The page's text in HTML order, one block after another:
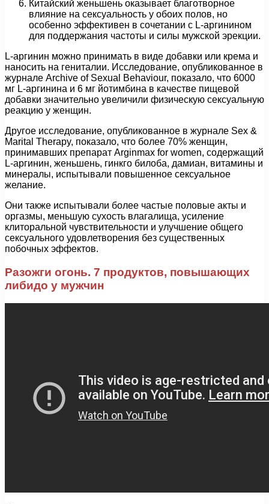
Китайский женьшень оказывает благотворное
влияние на сексуальность у обоих полов, но
особенно эффективен в сочетании с L-аргинином
для поддержания частоты и силы мужской эрекции.
L-аргинин можно принимать в виде добавки или крема и
наносить на гениталии. Исследование, опубликованное в
журнале Archive of Sexual Behaviour, показало, что 6000
мг L-аргинина и 6 мг йотимбина в качестве пищевой
добавки значительно увеличили физическую сексуальную
реакцию у женщин.
Другое исследование, опубликованное в журнале Sex &
Marital Therapy, показало, что более 70% женщин,
принимавших препарат Arginmax for women, содержащий
L-аргинин, женьшень, гинкго билоба, дамиан, витамины и
минералы, испытывали повышенное сексуальное
желание.
Они также испытывали более частые половые акты и
оргазмы, меньшую сухость влагалища, усиление
клиторальной чувствительности и улучшение общего
сексуального удовлетворения без существенных
побочных эффектов.
Разожги огонь. 7 продуктов, повышающих
либидо у мужчин